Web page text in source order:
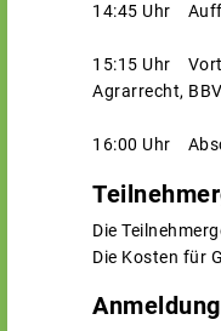
14:45 Uhr
15:15 Uhr
Agrarrecht,
16:00 Uhr
Die
Die Kosten für
Anmeldung